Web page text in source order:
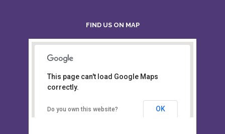
FIND US ON MAP
Secondary Education, Alampur,
Sylhet
This page can't load Google Maps